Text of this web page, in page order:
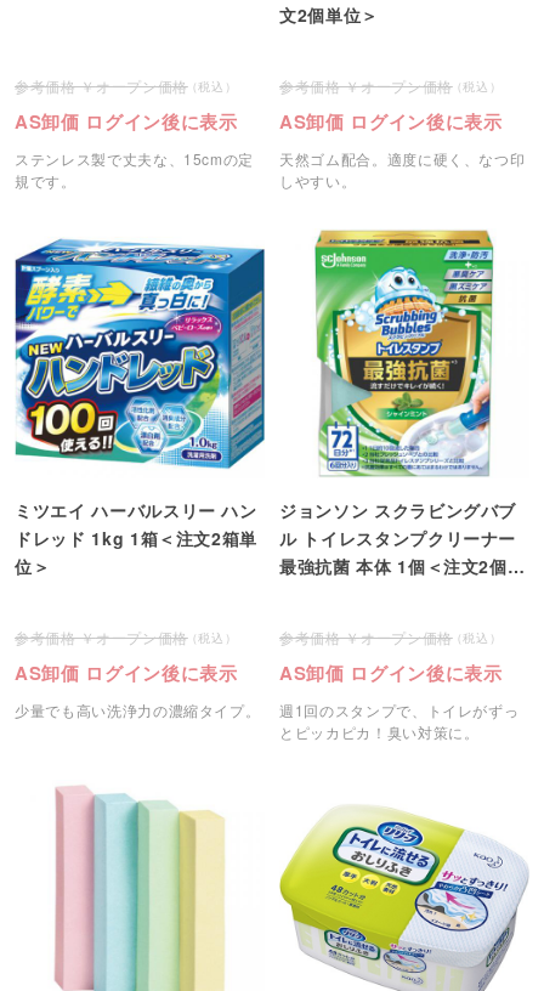
オープン価格
AS卸価 ログイン後に表示
ステンレス製で丈夫な、15cmの定
規です。
文2個単位＞
オープン価格
AS卸価 ログイン後に表示
天然ゴム配合。適度に硬く、なつ印
しやすい。
ミツエイ ハーバルスリー ハン
ドレッド 1kg 1箱＜注文2箱単
位＞
オープン価格
AS卸価 ログイン後に表示
少量でも高い洗浄力の濃縮タイプ。
ジョンソン スクラビングバブ
ル トイレスタンプクリーナー
最強抗菌 本体 1個＜注文2個単
オープン価格
AS卸価 ログイン後に表示
週1回のスタンプで、トイレがずっ
とピッカピカ！臭い対策に。